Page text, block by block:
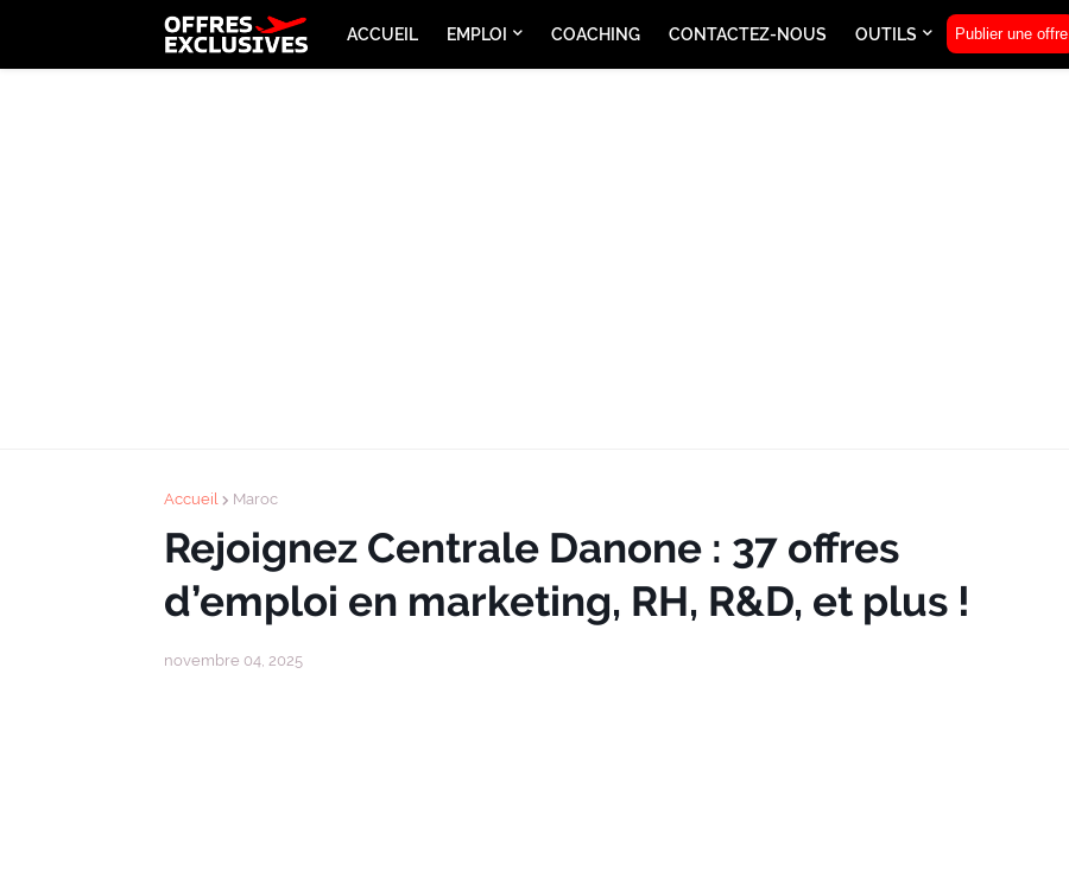
ACCUEIL EMPLOI COACHING CONTACTEZ-NOUS OUTILS Publier une offre
Accueil Maroc
Rejoignez Centrale Danone : 37 offres
d’emploi en marketing, RH, R&D, et plus !
novembre 04, 2025